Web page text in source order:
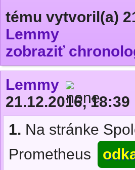
tému vytvoril(a)
Lemmy
zobraziť
Lemmy
21.12.2016, 18:39
1. Na stránke
Prometheus